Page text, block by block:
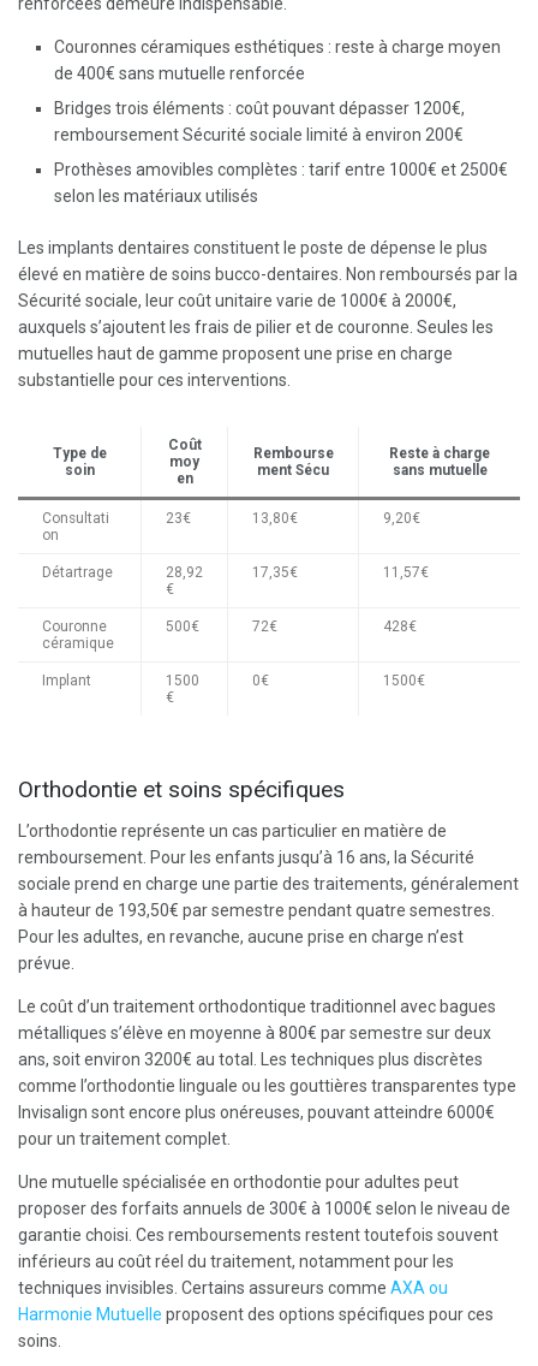
renforcées demeure indispensable.
Couronnes céramiques esthétiques : reste à charge moyen
de 400€ sans mutuelle renforcée
Bridges trois éléments : coût pouvant dépasser 1200€,
remboursement Sécurité sociale limité à environ 200€
Prothèses amovibles complètes : tarif entre 1000€ et 2500€
selon les matériaux utilisés
Les implants dentaires constituent le poste de dépense le plus
élevé en matière de soins bucco-dentaires. Non remboursés par la
Sécurité sociale, leur coût unitaire varie de 1000€ à 2000€,
auxquels s’ajoutent les frais de pilier et de couronne. Seules les
mutuelles haut de gamme proposent une prise en charge
substantielle pour ces interventions.
Type de
soin
Coût
moy
en
Rembourse
ment Sécu
Reste à charge
sans mutuelle
Consultati
on
23€ 13,80€ 9,20€
Détartrage
28,92
€
17,35€ 11,57€
Couronne
céramique
500€ 72€ 428€
Implant
1500
€
0€ 1500€
Orthodontie et soins spécifiques
L’orthodontie représente un cas particulier en matière de
remboursement. Pour les enfants jusqu’à 16 ans, la Sécurité
sociale prend en charge une partie des traitements, généralement
à hauteur de 193,50€ par semestre pendant quatre semestres.
Pour les adultes, en revanche, aucune prise en charge n’est
prévue.
Le coût d’un traitement orthodontique traditionnel avec bagues
métalliques s’élève en moyenne à 800€ par semestre sur deux
ans, soit environ 3200€ au total. Les techniques plus discrètes
comme l’orthodontie linguale ou les gouttières transparentes type
Invisalign sont encore plus onéreuses, pouvant atteindre 6000€
pour un traitement complet.
Une mutuelle spécialisée en orthodontie pour adultes peut
proposer des forfaits annuels de 300€ à 1000€ selon le niveau de
garantie choisi. Ces remboursements restent toutefois souvent
inférieurs au coût réel du traitement, notamment pour les
techniques invisibles. Certains assureurs comme AXA ou
Harmonie Mutuelle proposent des options spécifiques pour ces
soins.